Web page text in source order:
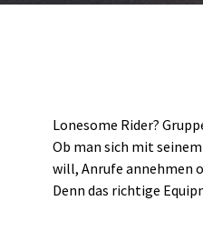
Lonesome Rider?
Ob man sich mit
will, Anrufe annehmen
Denn das richtige